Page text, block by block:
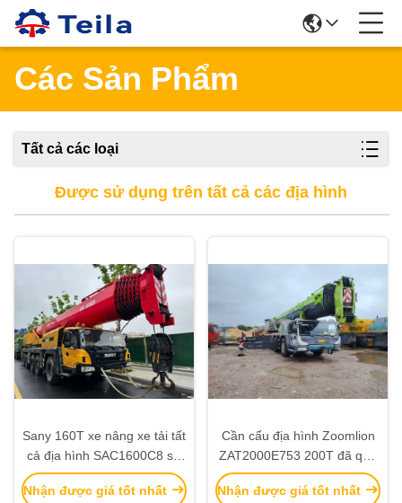
Các Sản Phẩm
Tất cả các loại
Được sử dụng trên tất cả các địa hình
Sany 160T xe nâng xe tải tất
cả địa hình SAC1600C8 sử
dụng với 8-Section Boom từ
năm 2023
Nhận được giá tốt nhất
Cần cẩu địa hình Zoomlion
ZAT2000E753 200T đã qua
sử dụng năm 2021
Nhận được giá tốt nhất